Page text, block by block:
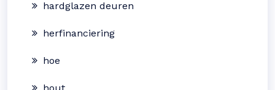
hardglazen deuren
herfinanciering
hoe